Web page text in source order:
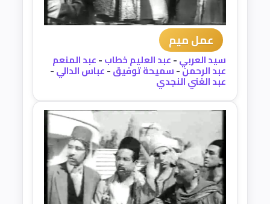
عمل ميم
سيد العربي-عبد العليم خطاب-عبد المنعم
عبد الرحمن-سميحة توفيق-عباس الدالي-
عبد الغني النجدي